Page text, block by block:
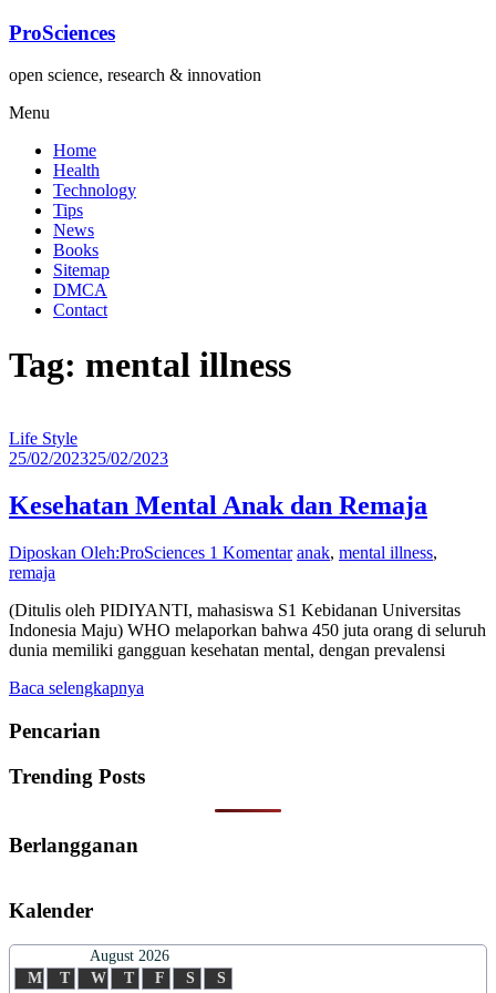
Lompat
konten
ProSciences
open science, research & innovation
Menu
Home
Health
Technology
Tips
News
Books
Sitemap
DMCA
Contact
Tag: mental illness
Life Style
25/02/202325/02/2023
Kesehatan Mental Anak dan Remaja
Diposkan Oleh:ProSciences 1 Komentar anak, mental illness,
remaja
(Ditulis oleh PIDIYANTI, mahasiswa S1 Kebidanan Universitas
Indonesia Maju) WHO melaporkan bahwa 450 juta orang di seluruh
dunia memiliki gangguan kesehatan mental, dengan prevalensi
Baca selengkapnya
Pencarian
Trending Posts
Berlangganan
Kalender
August 2026
M
T W T F S S